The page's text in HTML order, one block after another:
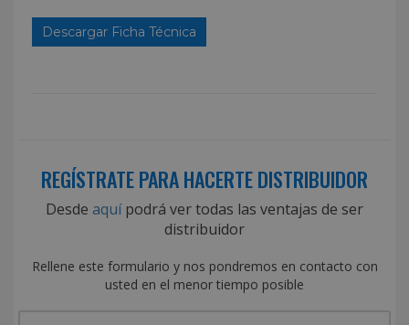
Descargar Ficha Técnica
REGÍSTRATE PARA HACERTE DISTRIBUIDOR
Desde aquípodrá ver todas las ventajas de ser
distribuidor
Rellene este formulario y nos pondremos en contacto con
usted en el menor tiempo posible